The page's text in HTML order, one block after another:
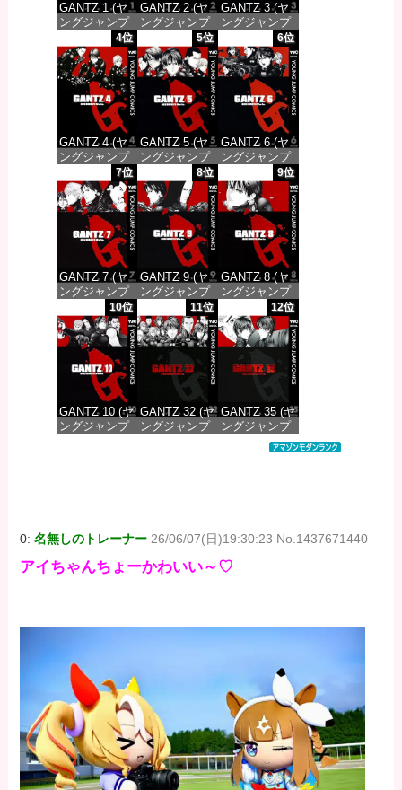
GANTZ 1 (ヤ
ングジャンプ
コミックス
DIGITAL)
価格：¥100
GANTZ 2 (ヤ
ングジャンプ
コミックス
DIGITAL)
価格：¥100
GANTZ 3 (ヤ
ングジャンプ
コミックス
DIGITAL)
価格：¥100
4位
GANTZ 4 (ヤ
ングジャンプ
コミックス
DIGITAL)
価格：¥100
5位
GANTZ 5 (ヤ
ングジャンプ
コミックス
DIGITAL)
価格：¥100
6位
GANTZ 6 (ヤ
ングジャンプ
コミックス
DIGITAL)
価格：¥100
7位
GANTZ 7 (ヤ
ングジャンプ
コミックス
DIGITAL)
価格：¥100
8位
GANTZ 9 (ヤ
ングジャンプ
コミックス
DIGITAL)
価格：¥100
9位
GANTZ 8 (ヤ
ングジャンプ
コミックス
DIGITAL)
価格：¥100
10位
GANTZ 10 (ヤ
ングジャンプ
11位
GANTZ 32 (ヤ
ングジャンプ
12位
GANTZ 35 (ヤ
ングジャンプ
コミックス
0:名無しのトレーナー 26/06/07(日)19:30:23 No.1437671440
アイちゃんちょーかわいい～♡